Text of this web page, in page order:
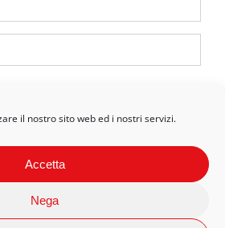
il nostro sito web ed i nostri servizi.
Accetta
Nega